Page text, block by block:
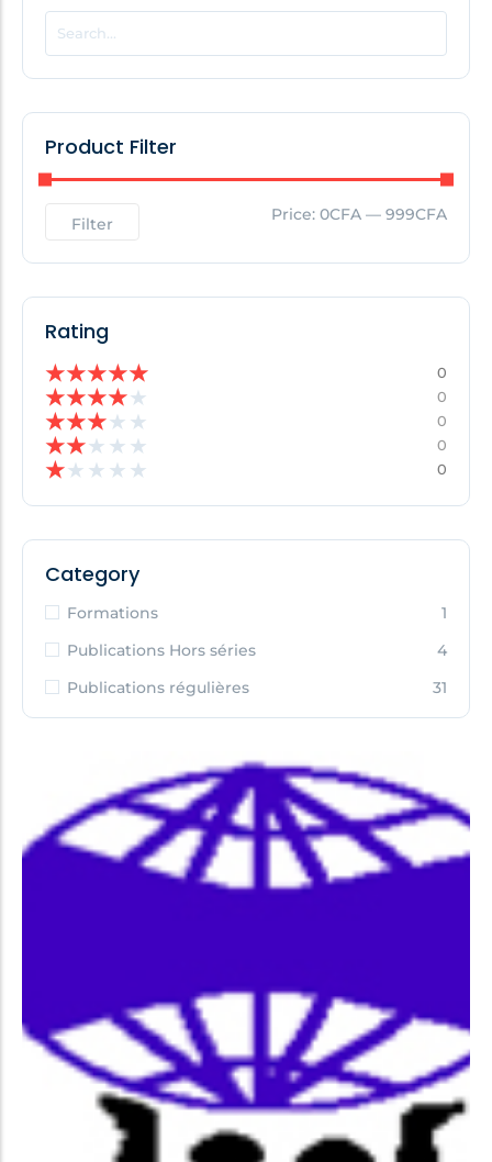
POPULAR THIS WEEK
No Posts Found!
No Posts Found!
Product Filter
Filter Price: 0CFA — 999CFA
Rating
★★★★★ 0
★★★★★ 0
★★★★ ★ 0
★★★ ★ ★ 0
★★ ★ ★ ★ 0
Category
Formations
1
Publications Hors séries
4
Publications régulières
31